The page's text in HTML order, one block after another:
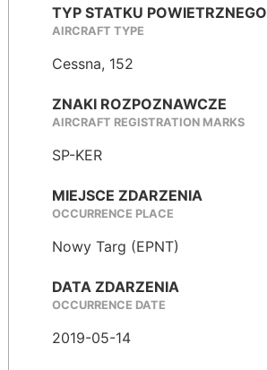
TYP STATKU POWIETRZNEGO
AIRCRAFT TYPE
Cessna, 152
ZNAKI ROZPOZNAWCZE
AIRCRAFT REGISTRATION MARKS
SP-KER
MIEJSCE ZDARZENIA
OCCURRENCE PLACE
Nowy Targ (EPNT)
DATA ZDARZENIA
OCCURRENCE DATE
2019-05-14